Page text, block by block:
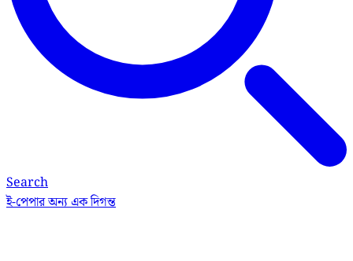
Search
ই-পেপারঅন্য এক দিগন্ত